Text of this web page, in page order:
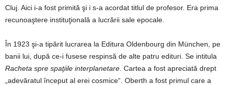
Cluj. Aici i-a fost primită şi i s-a acordat titlul de profesor. Era prima
recunoaştere instituţională a lucrării sale epocale.
În 1923 şi-a tipărit lucrarea la Editura Oldenbourg din München, pe
banii lui, după ce-i fusese respinsă de alte patru edituri. Se intitula
Racheta spre spaţiile interplanetare . Cartea a fost apreciată drept
„adevăratul început al erei cosmice“. Oberth a fost primul care a